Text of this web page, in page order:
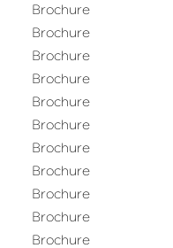
Brochure
Brochure
Brochure
Brochure
Brochure
Brochure
Brochure
Brochure
Brochure
Brochure
Brochure